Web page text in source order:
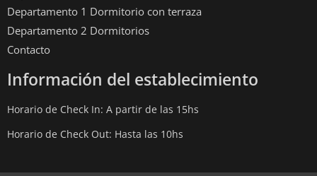
Departamento 1 Dormitorio con terraza
Departamento 2 Dormitorios
Contacto
Información del establecimiento
Horario de Check In: A partir de las 15hs
Horario de Check Out: Hasta las 10hs